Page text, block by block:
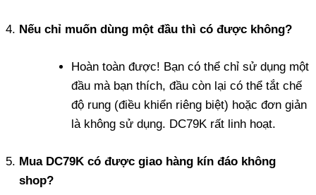
Nếu chỉ muốn dùng một đầu thì có được không?
Hoàn toàn được! Bạn có thể chỉ sử dụng một
đầu mà bạn thích, đầu còn lại có thể tắt chế
độ rung (điều khiển riêng biệt) hoặc đơn giản
là không sử dụng. DC79K rất linh hoạt.
Mua DC79K có được giao hàng kín đáo không
shop?